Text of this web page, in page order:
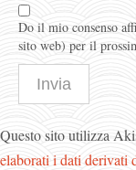
Do il mio consenso
sito web) per il
Questo sito utilizza
elaborati i dati derivati